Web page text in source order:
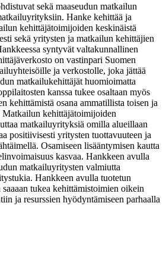
sekä maaseudun matkailun
Hanke kehittää ja
kehittäjätoimijoiden keskinäistä
sekä yritysten ja matkailun kehittäjien
syntyvät valtakunnallinen
on vastinpari Suomen
ja verkostolle, joka jättää
matkailukehittäjät huomioimatta
kanssa tukee osaltaan myös
kehittämistä osana ammatillista toisen ja
Matkailun kehittäjätoimijoiden
matkailuyrityksiä omilla alueillaan
positiivisesti yritysten tuottavuuteen ja
Osamiseen lisääntymisen kautta
kasvaa. Hankkeen avulla
matkailuyritysten valmiutta
Hankkeen avulla tuotetun
tukea kehittämistoimien oikein
ja resurssien hyödyntämiseen parhaalla